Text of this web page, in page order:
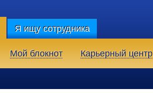
Я ищу сотрудника
Мой блокнот Карьерный центр